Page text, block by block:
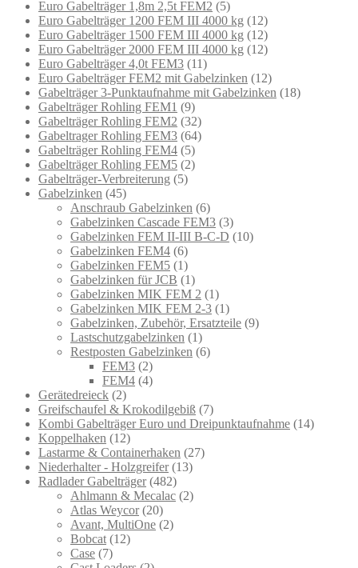
Euro Gabelträger 1,8m 2,5t FEM2 (5)
Euro Gabelträger 1200 FEM III 4000 kg (12)
Euro Gabelträger 1500 FEM III 4000 kg (12)
Euro Gabelträger 2000 FEM III 4000 kg (12)
Euro Gabelträger 4,0t FEM3 (11)
Euro Gabelträger FEM2 mit Gabelzinken (12)
Gabelträger 3-Punktaufnahme mit Gabelzinken (18)
Gabelträger Rohling FEM1 (9)
Gabelträger Rohling FEM2 (32)
Gabeltrager Rohling FEM3 (64)
Gabelträger Rohling FEM4 (5)
Gabelträger Rohling FEM5 (2)
Gabelträger-Verbreiterung (5)
Gabelzinken (45)
Anschraub Gabelzinken (6)
Gabelzinken Cascade FEM3 (3)
Gabelzinken FEM II-III B-C-D (10)
Gabelzinken FEM4 (6)
Gabelzinken FEM5 (1)
Gabelzinken für JCB (1)
Gabelzinken MIK FEM 2 (1)
Gabelzinken MIK FEM 2-3 (1)
Gabelzinken, Zubehör, Ersatzteile (9)
Lastschutzgabelzinken (1)
Restposten Gabelzinken (6)
FEM3 (2)
FEM4 (4)
Gerätedreieck (2)
Greifschaufel & Krokodilgebiß (7)
Kombi Gabelträger Euro und Dreipunktaufnahme (14)
Koppelhaken (12)
Lastarme & Containerhaken (27)
Niederhalter - Holzgreifer (13)
Radlader Gabelträger (482)
Ahlmann & Mecalac (2)
Atlas Weycor (20)
Avant, MultiOne (2)
Bobcat (12)
Case (7)